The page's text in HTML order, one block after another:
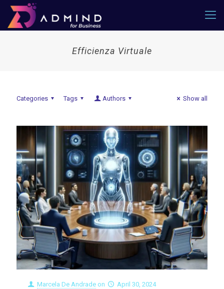
Efficienza Virtuale
Categories Tags Authors Show all
Marcela De Andrade on
April 30, 2024